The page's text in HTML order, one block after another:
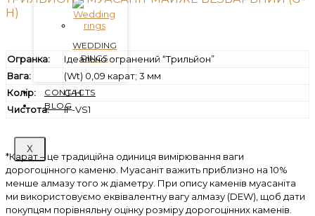
WEDDING
RINGS
CONTACTS
BLOG
X
H)
Огранка:
Ідеально огранений “Трильйон”
Вага:
(Wt) 0,09 карат; 3 мм
Колір:
G-H
Чистота:
IF-VS1
*Карат – це традиційна одиниця вимірювання ваги
дорогоцінного каменю. Муасаніт важить приблизно на 10%
менше алмазу того ж діаметру. При опису каменів муасаніта
ми використовуємо еквівалентну вагу алмазу (DEW), щоб дати
покупцям порівняльну оцінку розміру дорогоцінних каменів.